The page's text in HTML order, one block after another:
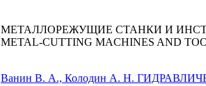
МЕТАЛЛОРЕЖУЩИЕ СТАНКИ И
METAL-CUTTING MACHINES AND
Ванин В. А., Колодин А. Н.